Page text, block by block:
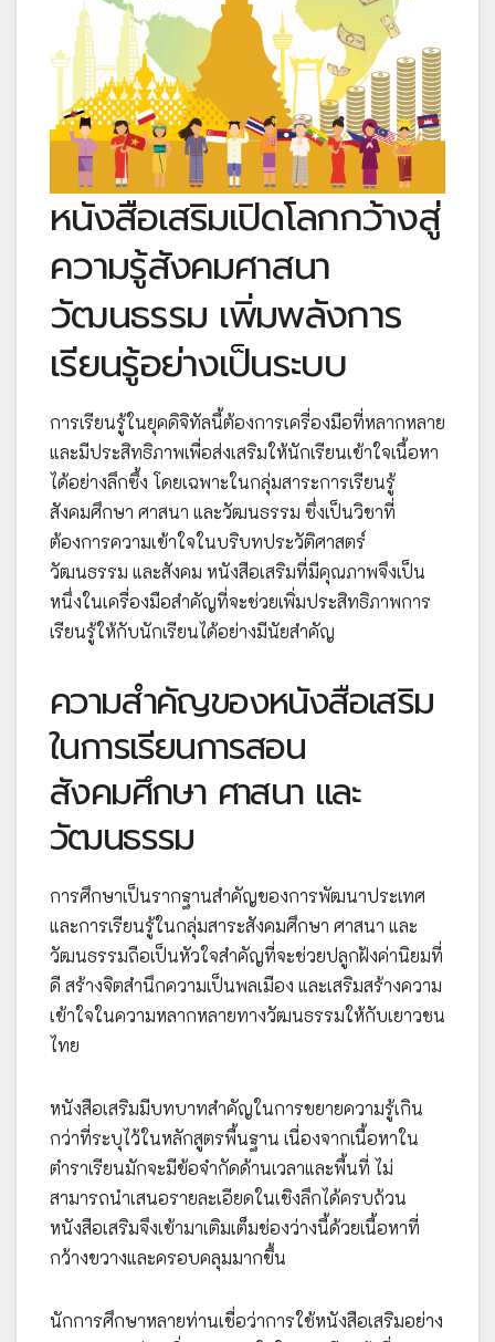
หนังสือเสริมเปิดโลกกว้างสู่
ความรู้สังคมศาสนา
วัฒนธรรม เพิ่มพลังการ
เรียนรู้อย่างเป็นระบบ
การเรียนรู้ในยุคดิจิทัลนี้ต้องการเครื่องมือที่หลากหลาย
และมีประสิทธิภาพเพื่อส่งเสริมให้นักเรียนเข้าใจเนื้อหา
ได้อย่างลึกซึ้ง โดยเฉพาะในกลุ่มสาระการเรียนรู้
สังคมศึกษา ศาสนา และวัฒนธรรม ซึ่งเป็นวิชาที่
ต้องการความเข้าใจในบริบทประวัติศาสตร์
วัฒนธรรม และสังคม หนังสือเสริมที่มีคุณภาพจึงเป็น
หนึ่งในเครื่องมือสำคัญที่จะช่วยเพิ่มประสิทธิภาพการ
เรียนรู้ให้กับนักเรียนได้อย่างมีนัยสำคัญ
ความสำคัญของหนังสือเสริม
ในการเรียนการสอน
สังคมศึกษา ศาสนา และ
วัฒนธรรม
การศึกษาเป็นรากฐานสำคัญของการพัฒนาประเทศ
และการเรียนรู้ในกลุ่มสาระสังคมศึกษา ศาสนา และ
วัฒนธรรมถือเป็นหัวใจสำคัญที่จะช่วยปลูกฝังค่านิยมที่
ดี สร้างจิตสำนึกความเป็นพลเมือง และเสริมสร้างความ
เข้าใจในความหลากหลายทางวัฒนธรรมให้กับเยาวชน
ไทย
หนังสือเสริมมีบทบาทสำคัญในการขยายความรู้เกิน
กว่าที่ระบุไว้ในหลักสูตรพื้นฐาน เนื่องจากเนื้อหาใน
ตำราเรียนมักจะมีข้อจำกัดด้านเวลาและพื้นที่ ไม่
สามารถนำเสนอรายละเอียดในเชิงลึกได้ครบถ้วน
หนังสือเสริมจึงเข้ามาเติมเต็มช่องว่างนี้ด้วยเนื้อหาที่
กว้างขวางและครอบคลุมมากขึ้น
นักการศึกษาหลายท่านเชื่อว่าการใช้หนังสือเสริมอย่าง